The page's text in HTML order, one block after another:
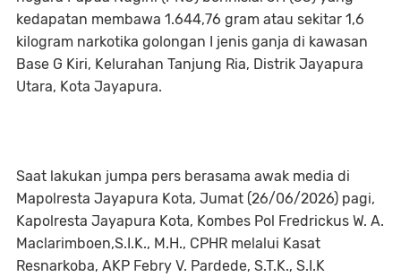
kedapatan membawa 1.644,76 gram atau sekitar 1,6
kilogram narkotika golongan I jenis ganja di kawasan
Base G Kiri, Kelurahan Tanjung Ria, Distrik Jayapura
Utara, Kota Jayapura.
‎Saat lakukan jumpa pers berasama awak media di
Mapolresta Jayapura Kota, Jumat (26/06/2026) pagi,
Kapolresta Jayapura Kota, Kombes Pol Fredrickus W. A.
Maclarimboen,S.I.K., M.H., CPHR melalui Kasat
Resnarkoba, AKP Febry V. Pardede, S.T.K., S.I.K